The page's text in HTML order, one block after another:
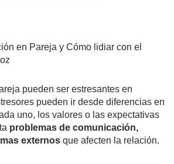
en Pareja y Cómo lidiar con el
pueden ser estresantes en
pueden ir desde diferencias en
uno, los valores o las expectativas
problemas de comunicación,
externos que afecten la relación.